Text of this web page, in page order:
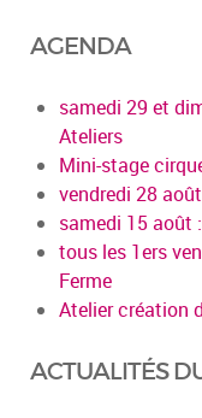
AGENDA
samedi 29 et
Ateliers
Mini-stage
vendredi 28
samedi 15 août
tous les 1ers
Ferme
Atelier création
ACTUALITÉS